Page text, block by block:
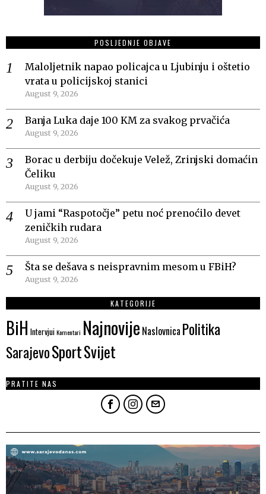
POSLJEDNJE OBJAVE
Maloljetnik napao policajca u Ljubinju i oštetio
vrata u policijskoj stanici
August 9, 2026
Banja Luka daje 100 KM za svakog prvačića
August 9, 2026
Borac u derbiju dočekuje Velež, Zrinjski domaćin
Čeliku
August 9, 2026
U jami “Raspotočje” petu noć prenoćilo devet
zeničkih rudara
August 9, 2026
Šta se dešava s neispravnim mesom u FBiH?
August 9, 2026
KATEGORIJE
BiH IntervjuiKomentari Najnovije Naslovnica Politika
SarajevoSportSvijet
PRATITE NAS